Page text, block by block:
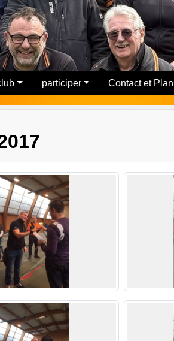
participer Contact et Plan